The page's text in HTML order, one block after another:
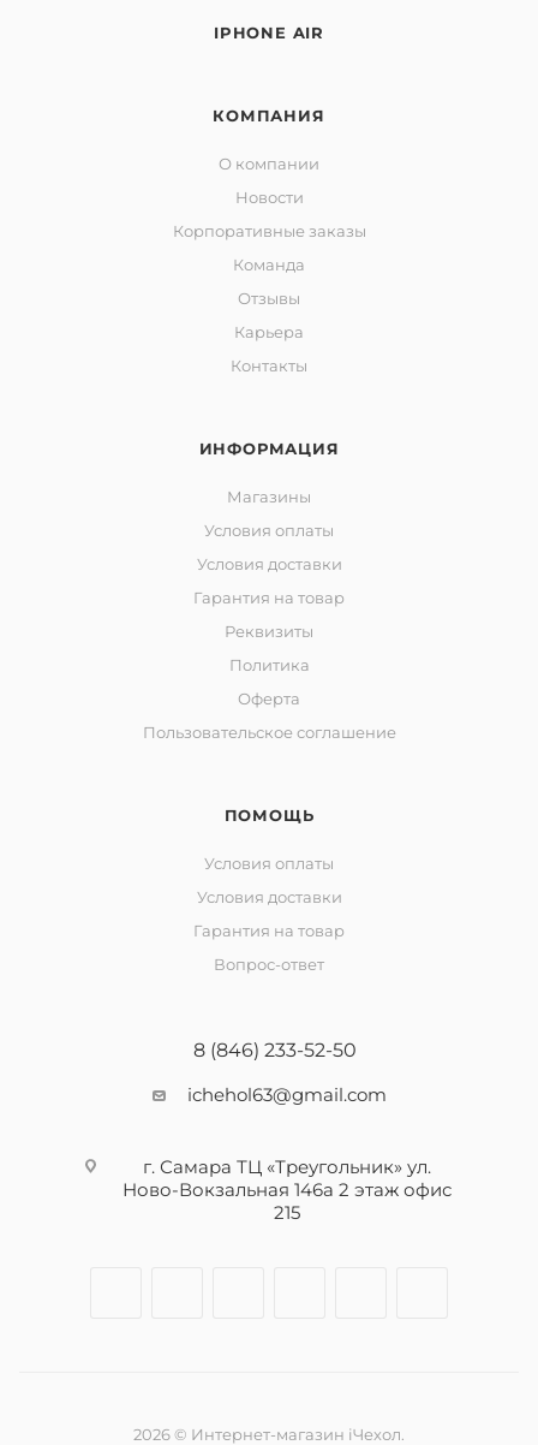
IPHONE AIR
КОМПАНИЯ
О компании
Новости
Корпоративные заказы
Команда
Отзывы
Карьера
Контакты
ИНФОРМАЦИЯ
Магазины
Условия оплаты
Условия доставки
Гарантия на товар
Реквизиты
Политика
Оферта
Пользовательское соглашение
ПОМОЩЬ
Условия оплаты
Условия доставки
Гарантия на товар
Вопрос-ответ
8 (846) 233-52-50
ichehol63@gmail.com
г. Самара ТЦ «Треугольник» ул.
Ново-Вокзальная 146а 2 этаж офис
215
2026 © Интернет-магазин iЧехол.